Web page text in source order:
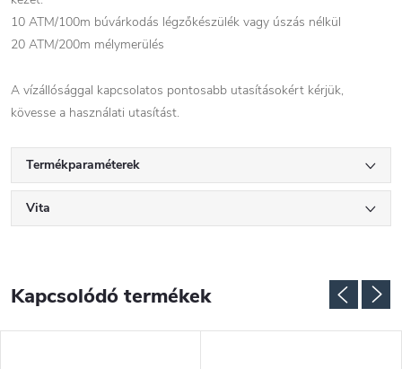
10 ATM/100m búvárkodás légzőkészülék vagy úszás nélkül
20 ATM/200m mélymerülés
A vízállósággal kapcsolatos pontosabb utasításokért kérjük,
kövesse a használati utasítást.
Termékparaméterek
Vita
Kapcsolódó termékek